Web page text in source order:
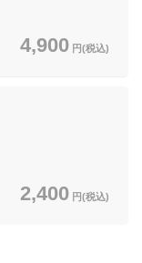
4,900 円(税込)
2,400 円(税込)